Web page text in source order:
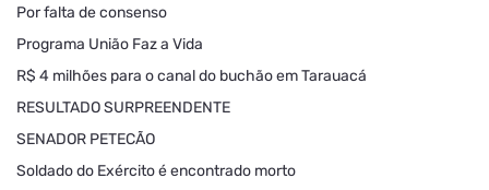
Por falta de consenso
Programa União Faz a Vida
R$ 4 milhões para o canal do buchão em Tarauacá
RESULTADO SURPREENDENTE
SENADOR PETECÃO
Soldado do Exército é encontrado morto